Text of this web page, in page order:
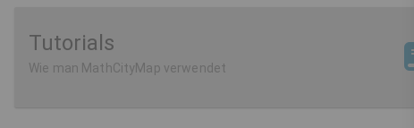
Tutorials
Wie man MathCityMap verwendet